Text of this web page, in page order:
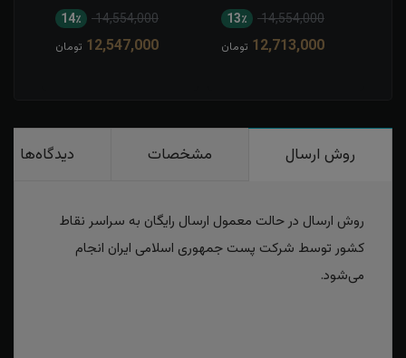
14,554,000 13٪
12,713,000 تومان
14,554,000 14٪
12,547,000 تومان
روش ارسال مشخصات دیدگاه‌ها
روش ارسال در حالت معمول ارسال رایگان به سراسر نقاط
کشور توسط شرکت پست جمهوری اسلامی ایران انجام
می‌شود.